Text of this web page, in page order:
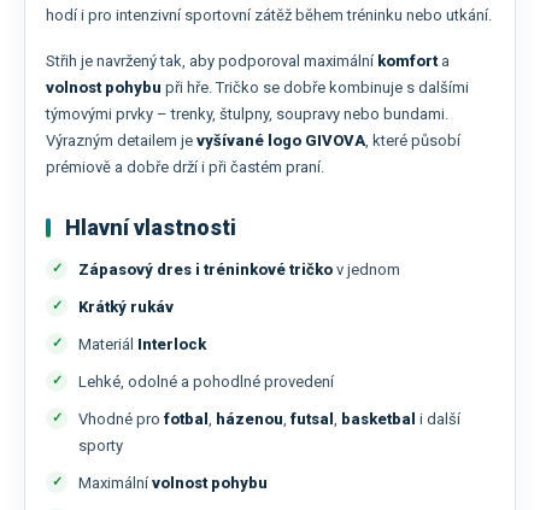
hodí i pro intenzivní sportovní zátěž během tréninku nebo utkání.
Střih je navržený tak, aby podporoval maximální komforta
volnost pohybu při hře. Tričko se dobře kombinuje s dalšími
týmovými prvky – trenky, štulpny, soupravy nebo bundami.
Výrazným detailem je vyšívané logo GIVOVA, které působí
prémiově a dobře drží i při častém praní.
Hlavní vlastnosti
Zápasový dres i tréninkové tričko v jednom
Krátký rukáv
Materiál Interlock
Lehké, odolné a pohodlné provedení
Vhodné pro fotbal , házenou, futsal , basketbal i další
sporty
Maximální volnost pohybu